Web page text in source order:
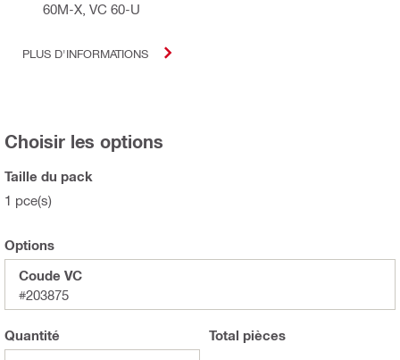
60M-X, VC 60-U
PLUS D'INFORMATIONS
Choisir les options
Taille du pack
1 pce(s)
Options
Coude VC
#203875
Quantité Total pièces